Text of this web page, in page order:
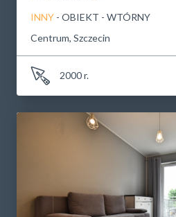
INNY - OBIEKT - WTÓRNY
Centrum, Szczecin
2000 r.